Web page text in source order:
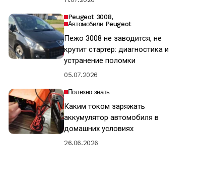
Peugeot 3008
Автомобили Peugeot
Пежо 3008 не заводится, не
крутит стартер: диагностика и
устранение поломки
05.07.2026
Полезно знать
Каким током заряжать
аккумулятор автомобиля в
домашних условиях
26.06.2026